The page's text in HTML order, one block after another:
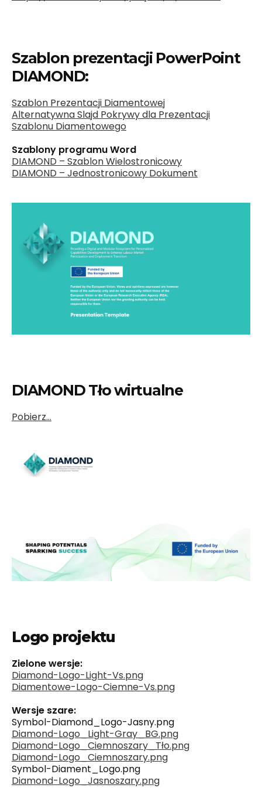
Szablon prezentacji PowerPoint
DIAMOND:
Szablon Prezentacji Diamentowej
Alternatywna Slajd Pokrywy dla Prezentacji
Szablonu Diamentowego
Szablony programu Word
DIAMOND – Szablon Wielostronicowy
DIAMOND – Jednostronicowy Dokument
DIAMOND Tło wirtualne
Pobierz…
Logo projektu
Zielone wersje:
Diamond-Logo-Light-Vs.png
Diamentowe-Logo-Ciemne-Vs.png
Wersje szare:
Symbol-Diamond_Logo-Jasny.png
Diamond-Logo_Light-Gray_BG.png
Diamond-Logo_Ciemnoszary_Tło.png
Diamond-Logo_Ciemnoszary.png
Symbol-Diament_Logo.png
Diamond-Logo_Jasnoszary.png